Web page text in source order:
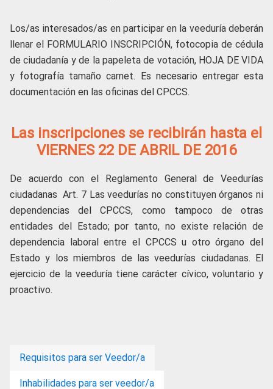
Los/as interesados/as en participar en la veeduría deberán
llenar el FORMULARIO INSCRIPCIÓN, fotocopia de cédula
de ciudadanía y de la papeleta de votación, HOJA DE VIDA
y fotografía tamaño carnet. Es necesario entregar esta
documentación en las oficinas del CPCCS.
Las inscripciones se recibirán hasta el
VIERNES 22 DE ABRIL DE 2016
De acuerdo con el Reglamento General de Veedurías
ciudadanas Art. 7 Las veedurías no constituyen órganos ni
dependencias del CPCCS, como tampoco de otras
entidades del Estado; por tanto, no existe relación de
dependencia laboral entre el CPCCS u otro órgano del
Estado y los miembros de las veedurías ciudadanas. El
ejercicio de la veeduría tiene carácter cívico, voluntario y
proactivo.
Requisitos para ser Veedor/a
Inhabilidades para ser veedor/a